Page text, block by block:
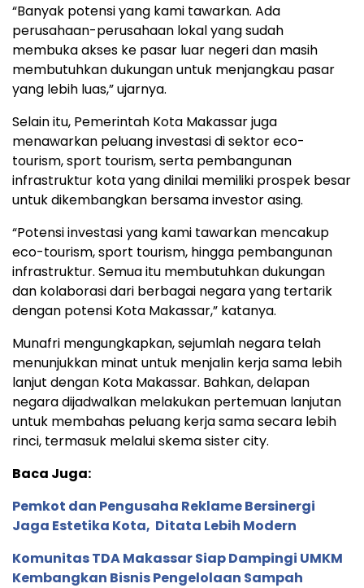
“Banyak potensi yang kami tawarkan. Ada
perusahaan-perusahaan lokal yang sudah
membuka akses ke pasar luar negeri dan masih
membutuhkan dukungan untuk menjangkau pasar
yang lebih luas,” ujarnya.
Selain itu, Pemerintah Kota Makassar juga
menawarkan peluang investasi di sektor eco-
tourism, sport tourism, serta pembangunan
infrastruktur kota yang dinilai memiliki prospek besar
untuk dikembangkan bersama investor asing.
“Potensi investasi yang kami tawarkan mencakup
eco-tourism, sport tourism, hingga pembangunan
infrastruktur. Semua itu membutuhkan dukungan
dan kolaborasi dari berbagai negara yang tertarik
dengan potensi Kota Makassar,” katanya.
Munafri mengungkapkan, sejumlah negara telah
menunjukkan minat untuk menjalin kerja sama lebih
lanjut dengan Kota Makassar. Bahkan, delapan
negara dijadwalkan melakukan pertemuan lanjutan
untuk membahas peluang kerja sama secara lebih
rinci, termasuk melalui skema sister city.
Baca Juga:
Pemkot dan Pengusaha Reklame Bersinergi
Jaga Estetika Kota, Ditata Lebih Modern
Komunitas TDA Makassar Siap Dampingi UMKM
Kembangkan Bisnis Pengelolaan Sampah